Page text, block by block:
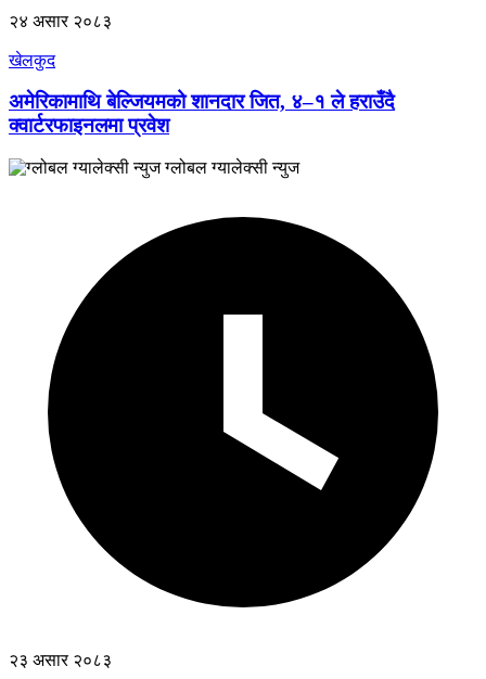
२४ असार २०८३
खेलकुद
अमेरिकामाथि बेल्जियमको शानदार जित, ४–१ ले हराउँदै
क्वार्टरफाइनलमा प्रवेश
ग्लोबल ग्यालेक्सी न्युज
२३ असार २०८३